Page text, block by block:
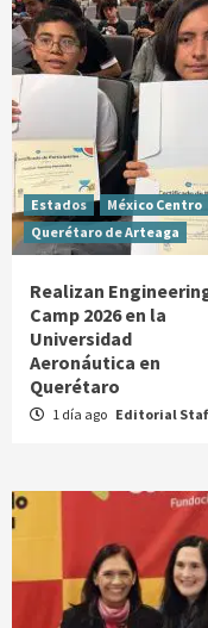
Estados
México Centro
Querétaro de Arteaga
Realizan
Camp 2026 en la
Universidad
Aeronáutica en
Querétaro
1 día ago Editorial